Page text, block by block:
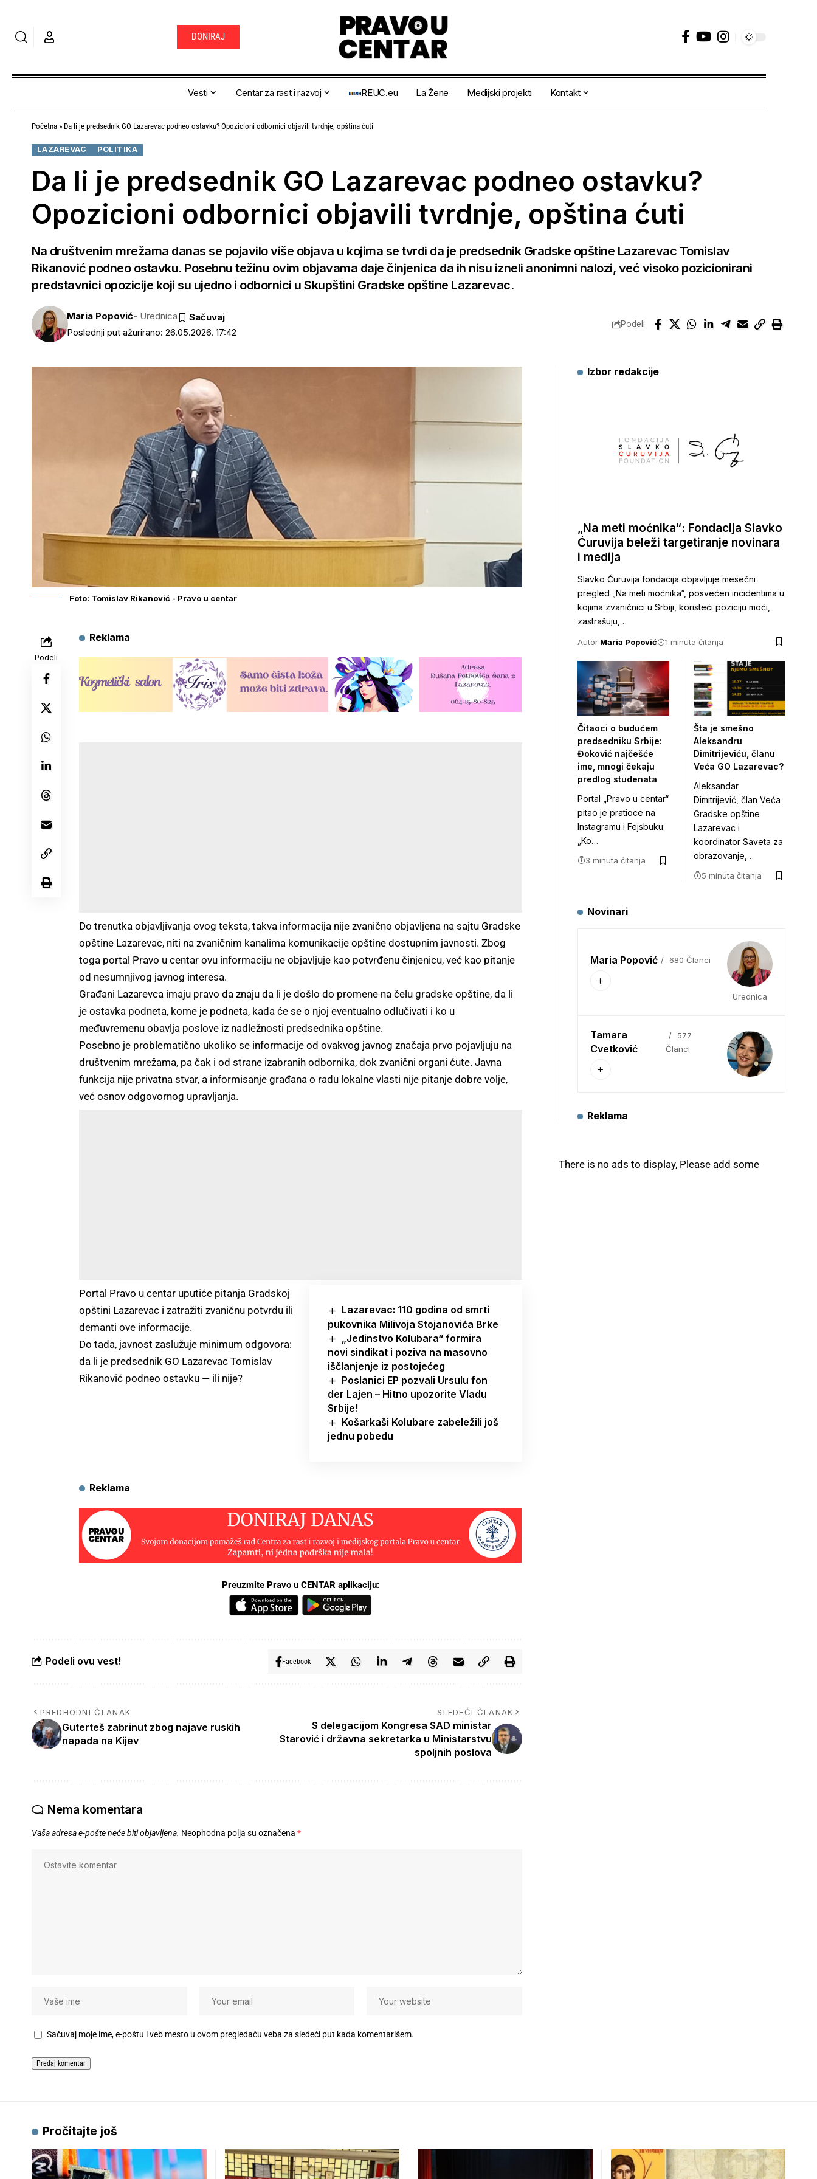
DONIRAJ
Vesti Centar za rast i razvoj REUC.eu La Žene Medijski projekti Kontakt
Početna » Da li je predsednik GO Lazarevac podneo ostavku? Opozicioni odbornici objavili tvrdnje, opština ćuti
LAZAREVAC POLITIKA
Da li je predsednik GO Lazarevac podneo ostavku?
Opozicioni odbornici objavili tvrdnje, opština ćuti
Na društvenim mrežama danas se pojavilo više objava u kojima se tvrdi da je predsednik Gradske opštine Lazarevac Tomislav
Rikanović podneo ostavku. Posebnu težinu ovim objavama daje činjenica da ih nisu izneli anonimni nalozi, već visoko pozicionirani
predstavnici opozicije koji su ujedno i odbornici u Skupštini Gradske opštine Lazarevac.
Poslednji put ažurirano: 26.05.2026. 17:42
Maria Popović- Urednica
Podeli
Foto: Tomislav Rikanović - Pravo u centar
Podeli
Reklama
Do trenutka objavljivanja ovog teksta, takva informacija nije zvanično objavljena na sajtu Gradske
opštine Lazarevac, niti na zvaničnim kanalima komunikacije opštine dostupnim javnosti. Zbog
toga portal Pravo u centar ovu informaciju ne objavljuje kao potvrđenu činjenicu, već kao pitanje
od nesumnjivog javnog interesa.
Građani Lazarevca imaju pravo da znaju da li je došlo do promene na čelu gradske opštine, da li
je ostavka podneta, kome je podneta, kada će se o njoj eventualno odlučivati i ko u
međuvremenu obavlja poslove iz nadležnosti predsednika opštine.
Posebno je problematično ukoliko se informacije od ovakvog javnog značaja prvo pojavljuju na
društvenim mrežama, pa čak i od strane izabranih odbornika, dok zvanični organi ćute. Javna
funkcija nije privatna stvar, a informisanje građana o radu lokalne vlasti nije pitanje dobre volje,
već osnov odgovornog upravljanja.
Lazarevac: 110 godina od smrti
pukovnika Milivoja Stojanovića Brke
„Jedinstvo Kolubara“ formira
novi sindikat i poziva na masovno
iščlanjenje iz postojećeg
Poslanici EP pozvali Ursulu fon
der Lajen – Hitno upozorite Vladu
Srbije!
Košarkaši Kolubare zabeležili još
jednu pobedu
Portal Pravo u centar uputiće pitanja Gradskoj
opštini Lazarevac i zatražiti zvaničnu potvrdu ili
demanti ove informacije.
Do tada, javnost zaslužuje minimum odgovora:
da li je predsednik GO Lazarevac Tomislav
Rikanović podneo ostavku — ili nije?
Reklama
Preuzmite Pravo u CENTAR aplikaciju:
Podeli ovu vest! Facebook
PREDHODNI ČLANAK
Guterteš zabrinut zbog najave ruskih
napada na Kijev
SLEDEĆI ČLANAK
S delegacijom Kongresa SAD ministar
Starović i državna sekretarka u Ministarstvu
spoljnih poslova
Nema komentara
Vaša adresa e-pošte neće biti objavljena. Neophodna polja su označena *
Sačuvaj moje ime, e-poštu i veb mesto u ovom pregledaču veba za sledeći put kada komentarišem.
Izbor redakcije
„Na meti moćnika“: Fondacija Slavko
Ćuruvija beleži targetiranje novinara
i medija
Slavko Ćuruvija fondacija objavljuje mesečni
pregled „Na meti moćnika“, posvećen incidentima u
kojima zvaničnici u Srbiji, koristeći poziciju moći,
zastrašuju,…
Autor:Maria Popović 1 minuta čitanja
Čitaoci o budućem
predsedniku Srbije:
Đoković najčešće
ime, mnogi čekaju
predlog studenata
Portal „Pravo u centar“
pitao je pratioce na
Instagramu i Fejsbuku:
„Ko…
3 minuta čitanja
Šta je smešno
Aleksandru
Dimitrijeviću, članu
Veća GO Lazarevac?
Aleksandar
Dimitrijević, član Veća
Gradske opštine
Lazarevac i
koordinator Saveta za
obrazovanje,…
5 minuta čitanja
Novinari
Maria Popović 680 Članci
Urednica
Tamara
Cvetković
577
Članci
Reklama
There is no ads to display, Please add some
Pročitajte još